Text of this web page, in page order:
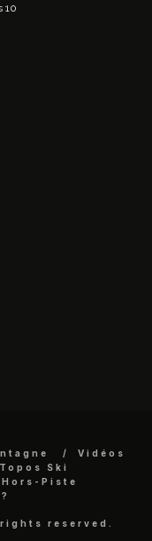
10
Vidéos
Topos Ski
Hors-Piste
reserved.